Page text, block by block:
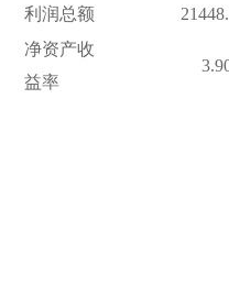
利润总额
净资产收
益率